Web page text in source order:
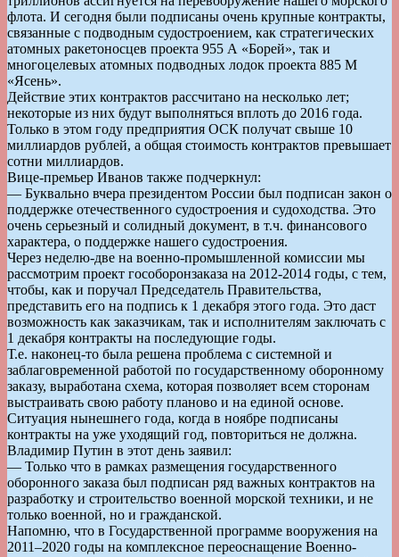
флота. И сегодня были подписаны очень крупные контракты,
связанные с подводным судостроением, как стратегических
атомных ракетоносцев проекта 955 А «Борей», так и
многоцелевых атомных подводных лодок проекта 885 М
«Ясень».
Действие этих контрактов рассчитано на несколько лет;
некоторые из них будут выполняться вплоть до 2016 года.
Только в этом году предприятия ОСК получат свыше 10
миллиардов рублей, а общая стоимость контрактов превышает
сотни миллиардов.
Вице-премьер Иванов также подчеркнул:
— Буквально вчера президентом России был подписан закон о
поддержке отечественного судостроения и судоходства. Это
очень серьезный и солидный документ, в т.ч. финансового
характера, о поддержке нашего судостроения.
Через неделю-две на военно-промышленной комиссии мы
рассмотрим проект гособоронзаказа на 2012-2014 годы, с тем,
чтобы, как и поручал Председатель Правительства,
представить его на подпись к 1 декабря этого года. Это даст
возможность как заказчикам, так и исполнителям заключать с
1 декабря контракты на последующие годы.
Т.е. наконец-то была решена проблема с системной и
заблаговременной работой по государственному оборонному
заказу, выработана схема, которая позволяет всем сторонам
выстраивать свою работу планово и на единой основе.
Ситуация нынешнего года, когда в ноябре подписаны
контракты на уже уходящий год, повториться не должна.
Владимир Путин в этот день заявил:
— Только что в рамках размещения государственного
оборонного заказа был подписан ряд важных контрактов на
разработку и строительство военной морской техники, и не
только военной, но и гражданской.
Напомню, что в Государственной программе вооружения на
2011–2020 годы на комплексное переоснащение Военно-